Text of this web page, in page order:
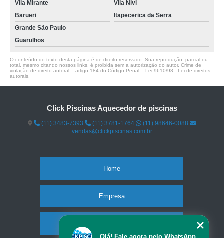
Vila Mirante
Vila Nivi
Barueri
Itapecerica da Serra
Grande São Paulo
Guarulhos
O conteúdo do texto desta página é de direito reservado. Sua reprodução, parcial ou
total, mesmo citando nossos links, é proibida sem a autorização do autor. Crime de
violação de direito autoral – artigo 184 do Código Penal – Lei 9610/98 - Lei de direitos
autorais
Click Piscinas Aquecedor de piscinas
(11) 3483-7393 (11) 3781-1764
(11) 98646-0088
vendas@clickpiscinas.com.br
Home
Empresa